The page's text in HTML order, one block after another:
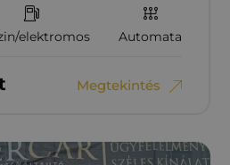
elektromos Automata
Megtekintés